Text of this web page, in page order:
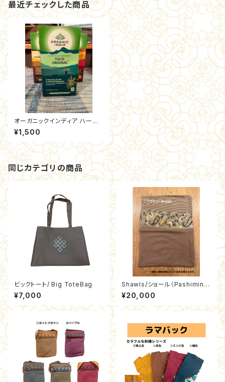
最近チェックした商品
オーガニックインディア ハーブ
ティー（1箱25包入り）
¥1,500
同じカテゴリの商品
ビックトート/ Big ToteBag
¥7,000
Shawls/ショール（Pashimina
&Wool/パシュミナ＆ウール)
¥20,000